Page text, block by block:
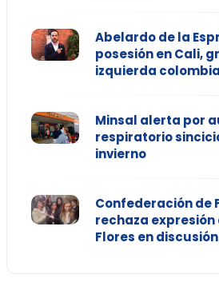
Abelardo de la
posesión en Cali,
izquierda
Minsal alerta por
respiratorio
invierno
Confederación de
rechaza expresión
Flores en